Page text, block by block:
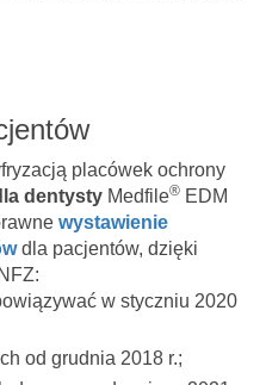
placówek ochrony
dentysty Medfile® EDM
wystawienie
dla pacjentów, dzięki
w styczniu 2020
od grudnia 2018 r.;